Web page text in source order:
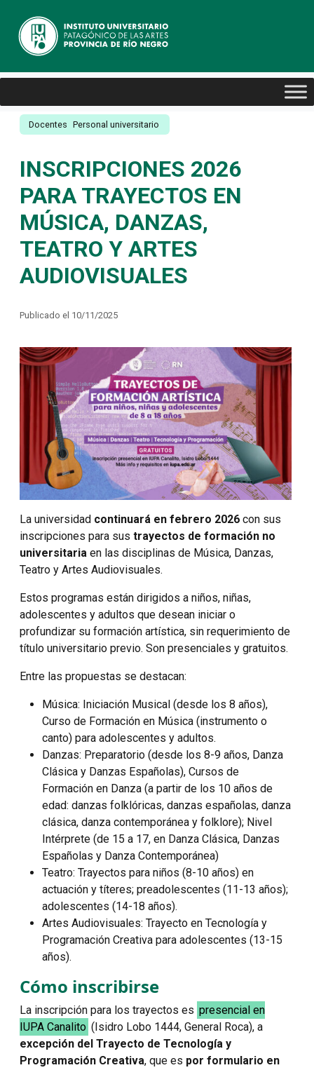
Docentes Personal universitario
INSCRIPCIONES 2026
PARA TRAYECTOS EN
MÚSICA, DANZAS,
TEATRO Y ARTES
AUDIOVISUALES
Publicado el 10/11/2025
La universidad continuará en febrero 2026 con sus
inscripciones para sus trayectos de formación no
universitaria en las disciplinas de Música, Danzas,
Teatro y Artes Audiovisuales.
Estos programas están dirigidos a niños, niñas,
adolescentes y adultos que desean iniciar o
profundizar su formación artística, sin requerimiento de
título universitario previo. Son presenciales y gratuitos.
Entre las propuestas se destacan:
Música: Iniciación Musical (desde los 8 años),
Curso de Formación en Música (instrumento o
canto) para adolescentes y adultos.
Danzas: Preparatorio (desde los 8-9 años, Danza
Clásica y Danzas Españolas), Cursos de
Formación en Danza (a partir de los 10 años de
edad: danzas folklóricas, danzas españolas, danza
clásica, danza contemporánea y folklore); Nivel
Intérprete (de 15 a 17, en Danza Clásica, Danzas
Españolas y Danza Contemporánea)
Teatro: Trayectos para niños (8-10 años) en
actuación y títeres; preadolescentes (11-13 años);
adolescentes (14-18 años).
Artes Audiovisuales: Trayecto en Tecnología y
Programación Creativa para adolescentes (13-15
años).
Cómo inscribirse
La inscripción para los trayectos es presencial en
IUPA Canalito (Isidro Lobo 1444, General Roca), a
excepción del Trayecto de Tecnología y
Programación Creativa, que es por formulario en